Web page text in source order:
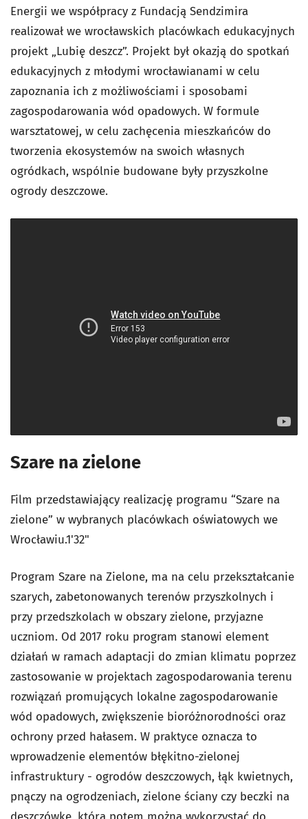
Energii we współpracy z Fundacją Sendzimira
realizował we wrocławskich placówkach edukacyjnych
projekt „Lubię deszcz”. Projekt był okazją do spotkań
edukacyjnych z młodymi wrocławianami w celu
zapoznania ich z możliwościami i sposobami
zagospodarowania wód opadowych. W formule
warsztatowej, w celu zachęcenia mieszkańców do
tworzenia ekosystemów na swoich własnych
ogródkach, wspólnie budowane były przyszkolne
ogrody deszczowe.
Szare na zielone
Film przedstawiający realizację programu “Szare na
zielone” w wybranych placówkach oświatowych we
Wrocławiu.1'32"
Program Szare na Zielone, ma na celu przekształcanie
szarych, zabetonowanych terenów przyszkolnych i
przy przedszkolach w obszary zielone, przyjazne
uczniom. Od 2017 roku program stanowi element
działań w ramach adaptacji do zmian klimatu poprzez
zastosowanie w projektach zagospodarowania terenu
rozwiązań promujących lokalne zagospodarowanie
wód opadowych, zwiększenie bioróżnorodności oraz
ochrony przed hałasem. W praktyce oznacza to
wprowadzenie elementów błękitno-zielonej
infrastruktury - ogrodów deszczowych, łąk kwietnych,
pnączy na ogrodzeniach, zielone ściany czy beczki na